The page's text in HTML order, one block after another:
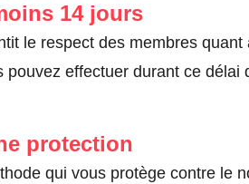
14 jours
le respect des membres quant
pouvez effectuer durant ce délai
protection
qui vous protège contre le